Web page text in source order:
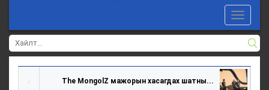
Toggle
The MongolZ мажорын хасагдах шатны...